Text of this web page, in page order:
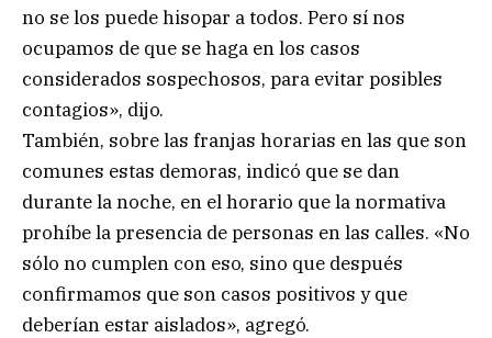
no se los puede hisopar a todos. Pero sí nos
ocupamos de que se haga en los casos
considerados sospechosos, para evitar posibles
contagios», dijo.
También, sobre las franjas horarias en las que son
comunes estas demoras, indicó que se dan
durante la noche, en el horario que la normativa
prohíbe la presencia de personas en las calles. «No
sólo no cumplen con eso, sino que después
confirmamos que son casos positivos y que
deberían estar aislados», agregó.